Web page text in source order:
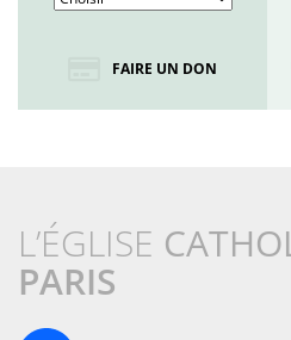
FAIRE UN DON
L’ÉGLISE
PARIS